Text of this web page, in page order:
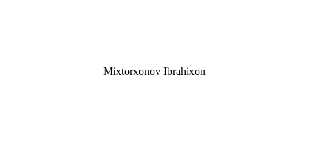
Mixtorxonov Ibrahixon